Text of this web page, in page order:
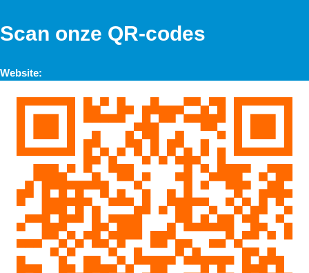
Scan onze QR-codes
Website: